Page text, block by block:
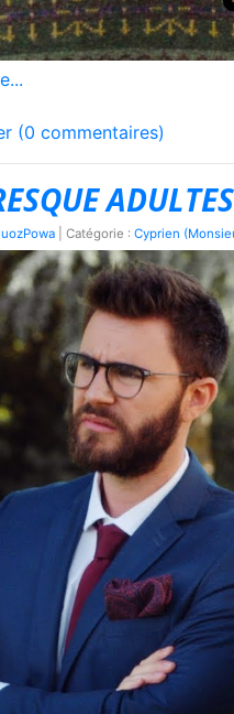
(0 commentaires)
| Catégorie : Cyprien